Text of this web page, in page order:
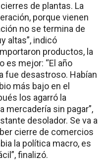
de plantas. La
porque vienen
no se termina de
altas”, indicó
productos, la
es mejor: “El año
fue desastroso. Habían
más bajo en el
los agarró la
mercadería sin pagar”,
desolador. Se va a
cierre de comercios
la política macro, es
finalizó.